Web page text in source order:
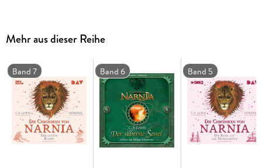
Martin Brambach, Sandra Schwittau, Jenny König2 CDs | ca.
1 h 50 min CD Standard Audio Format.
Hörspiel
Mehr aus dieser Reihe
Band 7 Band 6 Band 5